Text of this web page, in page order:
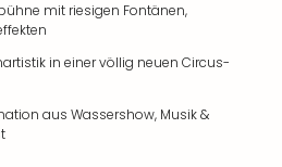
mit riesigen Fontänen,
in einer völlig neuen Circus-
aus Wassershow, Musik &